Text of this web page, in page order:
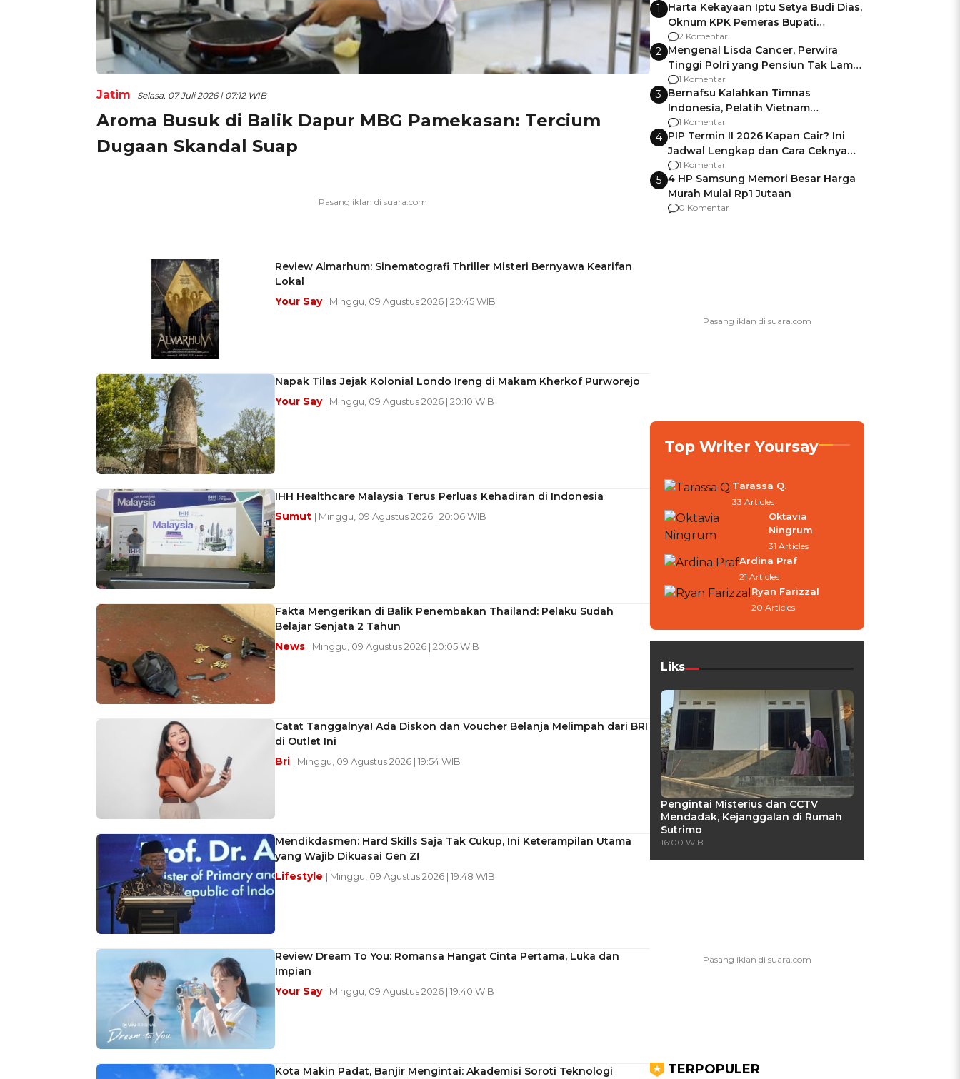
Jatim Selasa, 07 Juli 2026 | 07:12 WIB
Aroma Busuk di Balik Dapur MBG Pamekasan: Tercium
Dugaan Skandal Suap
Review Almarhum: Sinematografi Thriller Misteri Bernyawa Kearifan
Lokal
Your Say | Minggu, 09 Agustus 2026 | 20:45 WIB
Napak Tilas Jejak Kolonial Londo Ireng di Makam Kherkof Purworejo
Your Say | Minggu, 09 Agustus 2026 | 20:10 WIB
IHH Healthcare Malaysia Terus Perluas Kehadiran di Indonesia
Sumut | Minggu, 09 Agustus 2026 | 20:06 WIB
Fakta Mengerikan di Balik Penembakan Thailand: Pelaku Sudah
Belajar Senjata 2 Tahun
News | Minggu, 09 Agustus 2026 | 20:05 WIB
Catat Tanggalnya! Ada Diskon dan Voucher Belanja Melimpah dari BRI
di Outlet Ini
Bri | Minggu, 09 Agustus 2026 | 19:54 WIB
Mendikdasmen: Hard Skills Saja Tak Cukup, Ini Keterampilan Utama
yang Wajib Dikuasai Gen Z!
Lifestyle | Minggu, 09 Agustus 2026 | 19:48 WIB
Review Dream To You: Romansa Hangat Cinta Pertama, Luka dan
Impian
Your Say | Minggu, 09 Agustus 2026 | 19:40 WIB
Kota Makin Padat, Banjir Mengintai: Akademisi Soroti Teknologi
1
Harta Kekayaan Iptu Setya Budi Dias,
Oknum KPK Pemeras Bupati
Pemalang
2 Komentar
2 Mengenal Lisda Cancer, Perwira
Tinggi Polri yang Pensiun Tak Lama
Usai Jadi Brigjen
1 Komentar
3 Bernafsu Kalahkan Timnas
Indonesia, Pelatih Vietnam
Berencana Pakai Jimat di Pakansari
1 Komentar
4 PIP Termin II 2026 Kapan Cair? Ini
Jadwal Lengkap dan Cara Ceknya
agar Dana Tidak Hangus!
1 Komentar
5 4 HP Samsung Memori Besar Harga
Murah Mulai Rp1 Jutaan
0 Komentar
Top Writer Yoursay
Tarassa Q.
33 Articles
Oktavia
Ningrum
31 Articles
Ardina Praf
21 Articles
Ryan Farizzal
20 Articles
Liks
Pengintai Misterius dan CCTV
Mendadak, Kejanggalan di Rumah
Sutrimo
16:00 WIB
TERPOPULER